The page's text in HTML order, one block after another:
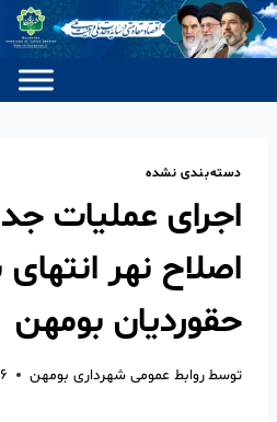
دسته‌بندی نشده
اجرای عملیات
اصلاح نهر
حقوردیان بومهن
توسطروابط عمومی شهرداری بومهن ۶ اردیبهشت ۱۴۰۵